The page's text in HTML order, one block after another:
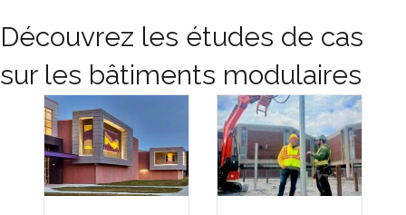
Découvrez les études de cas
sur les bâtiments modulaires